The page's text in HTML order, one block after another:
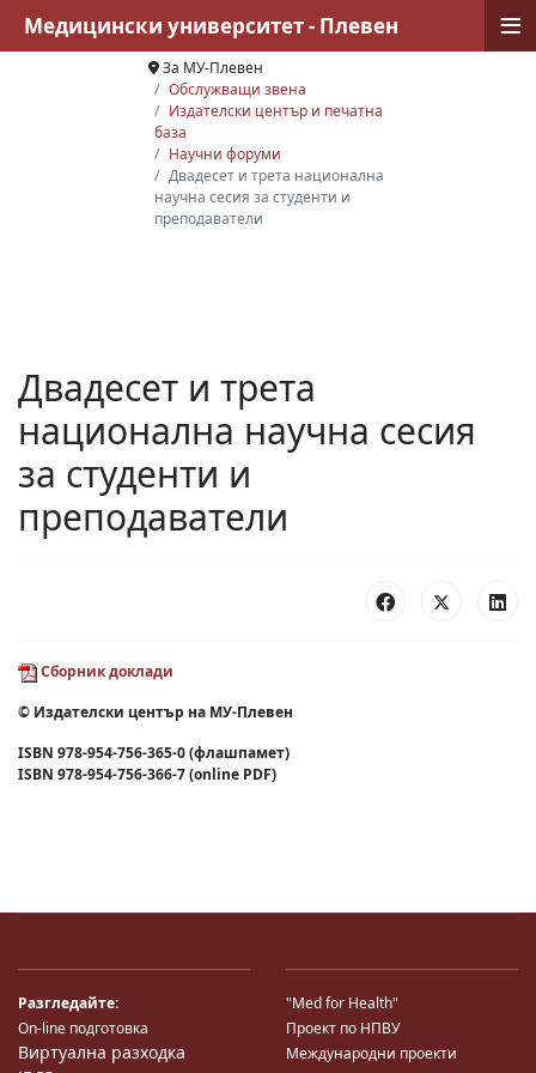
За МУ-Плевен
Обслужващи звена
Издателски център и печатна
база
Научни форуми
Двадесет и трета национална
научна сесия за студенти и
преподаватели
Двадесет и трета
национална научна сесия
за студенти и
преподаватели
Сборник доклади
© Издателски център на МУ-Плевен
ISBN 978-954-756-365-0 (флашпамет)
ISBN 978-954-756-366-7 (online PDF)
Разгледайте:
On-line подготовка
Виртуална разходка
"Med for Health"
Проект по НПВУ
Международни проекти
Медицински университет - Плевен ≡